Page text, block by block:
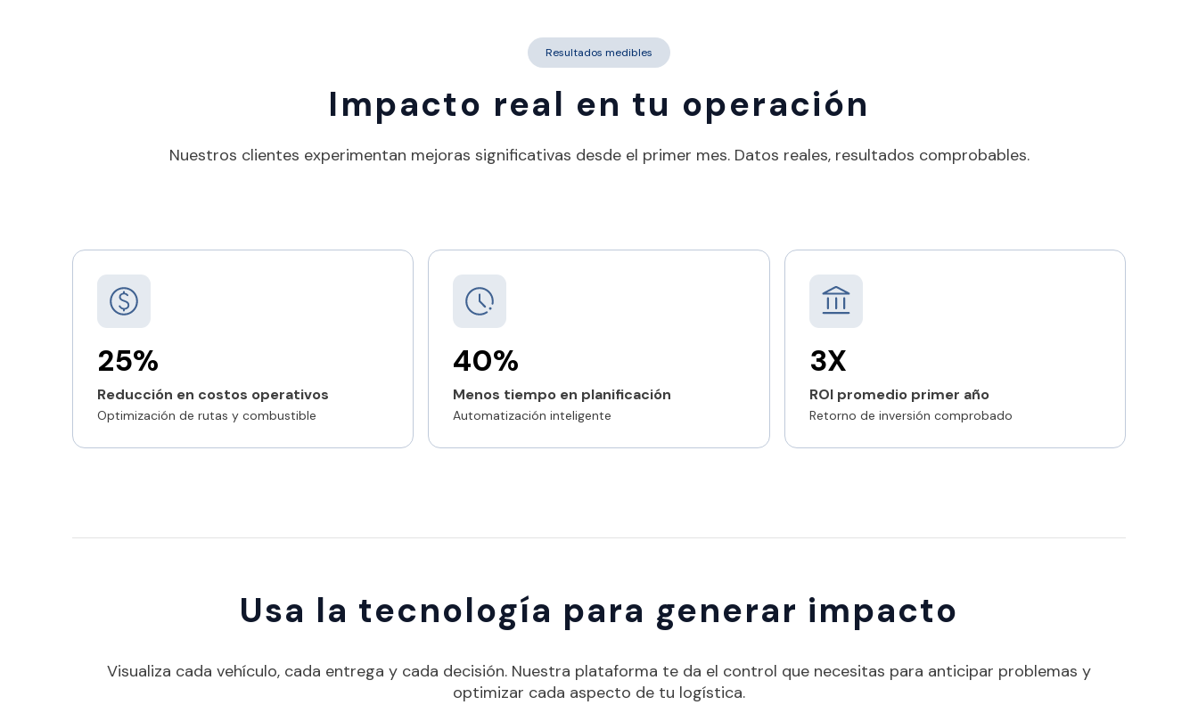
Resultados medibles
Impacto real en tu operación
Nuestros clientes experimentan mejoras significativas desde el primer mes. Datos reales, resultados comprobables.
25%
Reducción en costos operativos
Optimización de rutas y combustible
40%
Menos tiempo en planificación
Automatización inteligente
3X
ROI promedio primer año
Retorno de inversión comprobado
Usa la tecnología para generar impacto
Visualiza cada vehículo, cada entrega y cada decisión. Nuestra plataforma te da el control que necesitas para anticipar problemas y
optimizar cada aspecto de tu logística.